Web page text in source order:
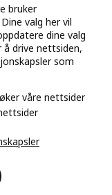
for ansvarlig avsløring
bruker
valg her vil
dine valg
drive nettsiden,
som
våre nettsider